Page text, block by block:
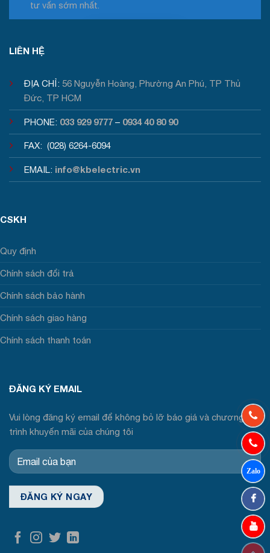
tư vấn sớm nhất.
LIÊN HỆ
ĐỊA CHỈ: 56 Nguyễn Hoàng, Phường An Phú, TP Thủ
Đức, TP HCM
PHONE: 033 929 9777 – 0934 40 80 90
FAX: (028) 6264-6094
EMAIL: info@kbelectric.vn
CSKH
Quy định
Chính sách đổi trả
Chính sách bảo hành
Chính sách giao hàng
Chính sách thanh toán
ĐĂNG KÝ EMAIL
Vui lòng đăng ký email để không bỏ lỡ báo giá và chương
trình khuyến mãi của chúng tôi